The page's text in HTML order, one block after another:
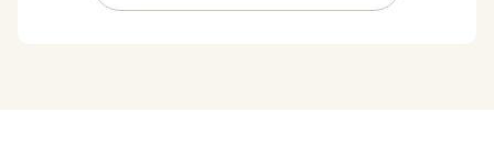
立て、竿を操って力と技を競う祭りです。通りを埋め尽